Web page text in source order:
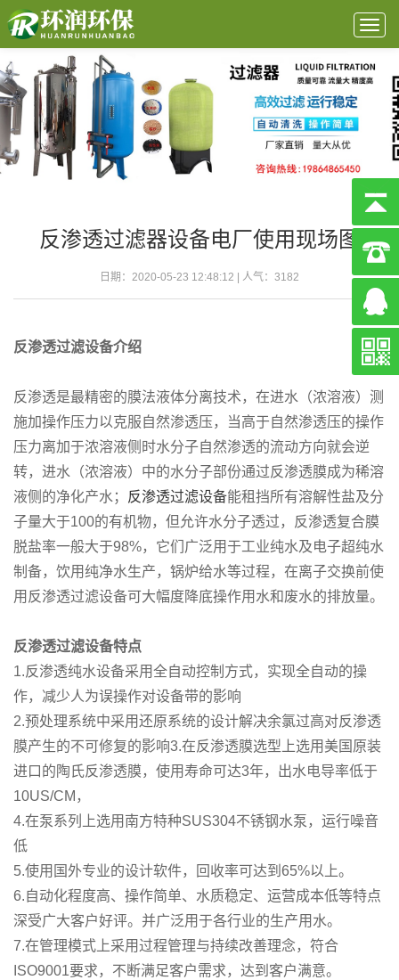
反渗透过滤器设备电厂使用现场图
日期：2020-05-23 12:48:12 | 人气： 3182
反渗透过滤设备介绍
反渗透是最精密的膜法液体分离技术，在进水（浓溶液）测
施加操作压力以克服自然渗透压，当高于自然渗透压的操作
压力离加于浓溶液侧时水分子自然渗透的流动方向就会逆
转，进水（浓溶液）中的水分子部份通过反渗透膜成为稀溶
液侧的净化产水；
反渗透过滤设备能租挡所有溶解性盐及分
子量大于100的有机物，但允许水分子透过，反渗透复合膜
脱盐率一般大于98%，它们广泛用于工业纯水及电子超纯水
制备，饮用纯净水生产，锅炉给水等过程，在离子交换前使
用反渗透过滤设备可大幅度降底操作用水和废水的排放量。
反渗透过滤设备特点
1.反渗透纯水设备采用全自动控制方式，实现全自动的操
作，减少人为误操作对设备带的影响
2.预处理系统中采用还原系统的设计解决余氯过高对反渗透
膜产生的不可修复的影响3.在反渗透膜选型上选用美国原装
进口的陶氏反渗透膜，使用寿命可达3年，出水电导率低于
10US/CM，
4.在泵系列上选用南方特种SUS304不锈钢水泵，运行噪音
低
5.使用国外专业的设计软件，回收率可达到65%以上。
6.自动化程度高、操作简单、水质稳定、运营成本低等特点
深受广大客户好评。并广泛用于各行业的生产用水。
7.在管理模式上采用过程管理与持续改善理念，符合
ISO9001要求，不断满足客户需求，达到客户满意。